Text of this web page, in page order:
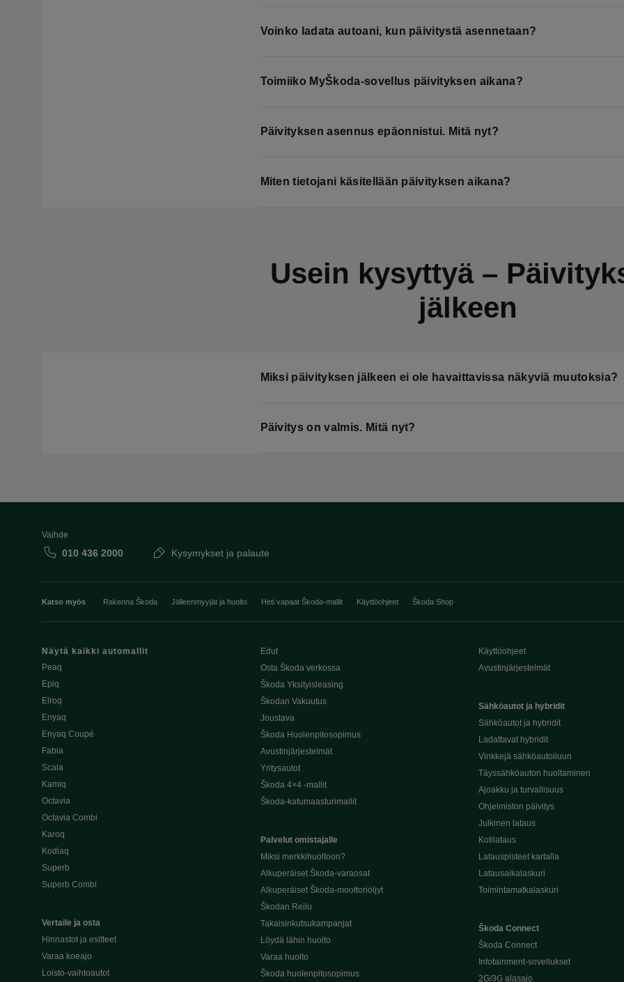
Voinko ladata autoani, kun päivitystä asennetaan?
Toimiiko MyŠkoda-sovellus päivityksen aikana?
Päivityksen asennus epäonnistui. Mitä nyt?
Miten tietojani käsitellään päivityksen aikana?
Usein kysyttyä –
jälkeen
Miksi päivityksen jälkeen ei ole havaittavissa näkyviä muutoksia?
Päivitys on valmis. Mitä nyt?
Vaihde
010 436 2000 Kysymykset ja palaute
Katso myös Rakenna Škoda Jälleenmyyjät ja huolto Heti vapaat Škoda-mallit Käyttöohjeet Škoda Shop
Näytä kaikki automallit
Peaq
Epiq
Elroq
Enyaq
Enyaq Coupé
Fabia
Scala
Kamiq
Octavia
Octavia Combi
Karoq
Kodiaq
Superb
Superb Combi
Vertaile ja osta
Hinnastot ja esitteet
Varaa koeajo
Loisto-vaihtoautot
Edut
Osta Škoda verkossa
Škoda Yksityisleasing
Škodan Vakuutus
Joustava
Škoda Huolenpitosopimus
Avustinjärjestelmät
Yritysautot
Škoda 4×4 -mallit
Škoda-katumaasturimallit
Palvelut omistajalle
Miksi merkkihuoltoon?
Alkuperäiset Škoda-varaosat
Alkuperäiset Škoda-moottoriöljyt
Škodan Reilu
Takaisinkutsukampanjat
Löydä lähin huolto
Varaa huolto
Škoda huolenpitosopimus
Käyttöohjeet
Avustinjärjestelmät
Sähköautot ja hybridit
Sähköautot ja hybridit
Ladattavat hybridit
Vinkkejä sähköautoiluun
Täyssähköauton huoltaminen
Ajoakku ja turvallisuus
Ohjelmiston päivitys
Julkinen lataus
Kotilataus
Latauspisteet kartalla
Latausaikalaskuri
Toimintamatkalaskuri
Škoda Connect
Škoda Connect
Infotainment-sovellukset
2G/3G alasajo